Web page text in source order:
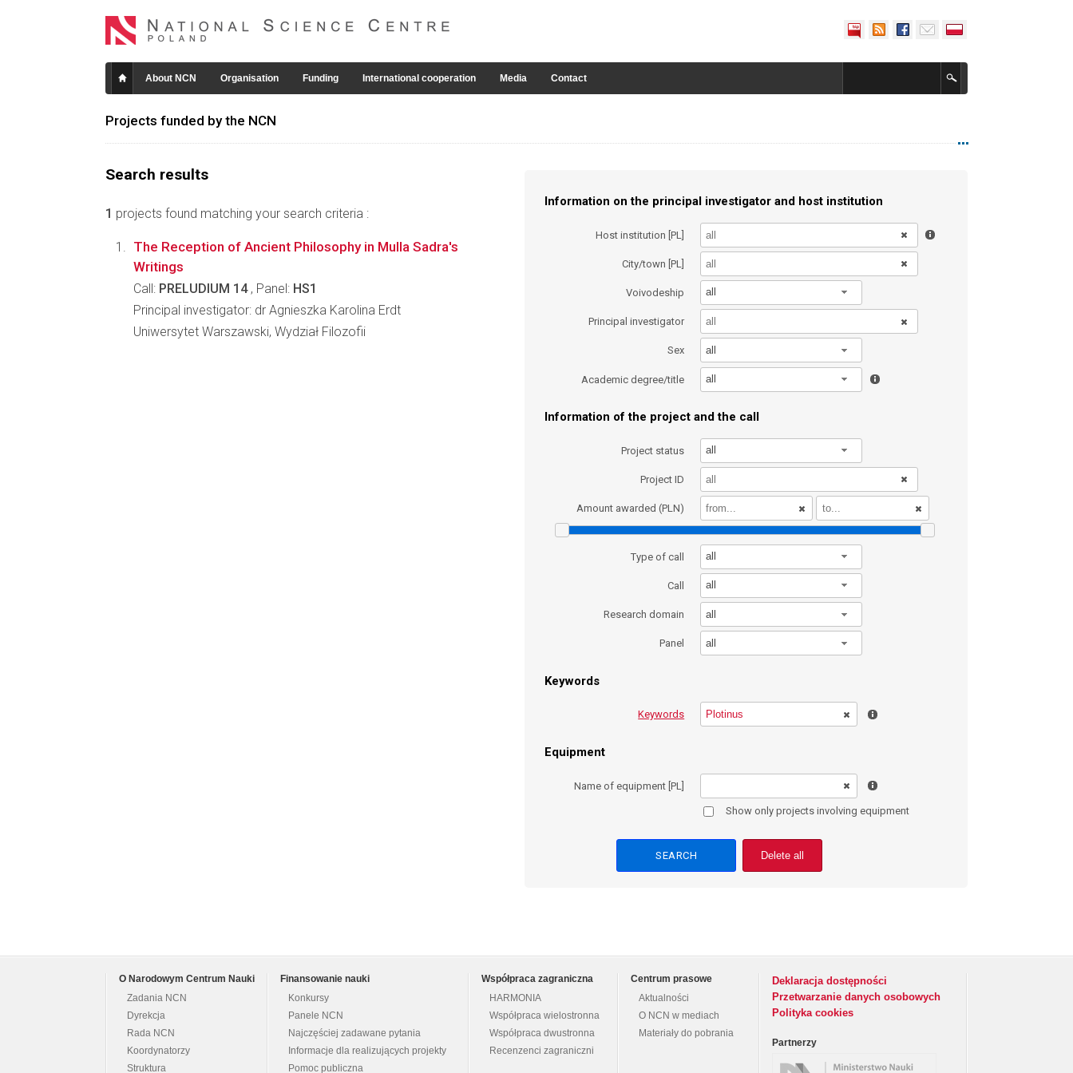
About NCN Organisation Funding International cooperation Media Contact
Projects funded by the NCN
Search results
1 projects found matching your search criteria :
Information on the principal investigator and host institution
Host institution [PL]
City/town [PL]
Voivodeship all
Principal investigator
Sex all
Academic degree/title all
Information of the project and the call
Project status all
Project ID
Amount awarded (PLN)
Type of call all
Call all
Research domain all
Panel all
Keywords
Keywords
Equipment
Name of equipment [PL]
Show only projects involving equipment
Delete all
The Reception of Ancient Philosophy in Mulla Sadra's
Writings
Call: PRELUDIUM 14, Panel: HS1
Principal investigator: dr Agnieszka Karolina Erdt
Uniwersytet Warszawski, Wydział Filozofii
O Narodowym Centrum Nauki
Zadania NCN
Dyrekcja
Rada NCN
Koordynatorzy
Struktura
Finansowanie nauki
Konkursy
Panele NCN
Najczęściej zadawane pytania
Informacje dla realizujących projekty
Pomoc publiczna
Współpraca zagraniczna
HARMONIA
Współpraca wielostronna
Współpraca dwustronna
Recenzenci zagraniczni
Centrum prasowe
Aktualności
O NCN w mediach
Materiały do pobrania
Deklaracja dostępności
Przetwarzanie danych osobowych
Polityka cookies
Partnerzy